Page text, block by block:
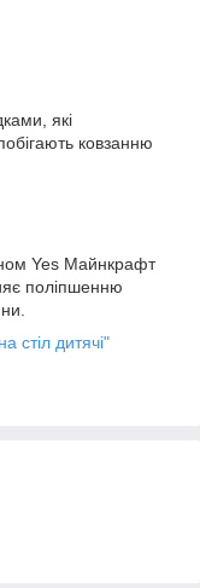
які
ковзанню
Yes Майнкрафт
поліпшенню
стіл дитячі"